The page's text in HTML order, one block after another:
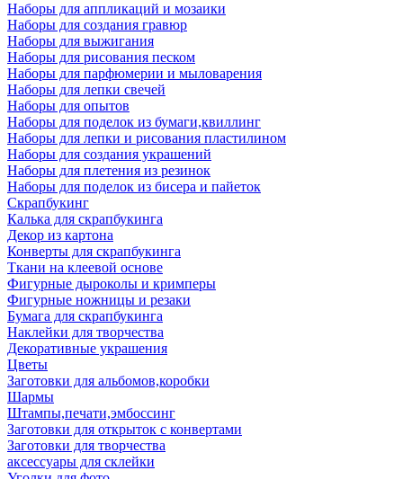
Наборы для аппликаций и мозаики
Наборы для создания гравюр
Наборы для выжигания
Наборы для рисования песком
Наборы для парфюмерии и мыловарения
Наборы для лепки свечей
Наборы для опытов
Наборы для поделок из бумаги,квиллинг
Наборы для лепки и рисования пластилином
Наборы для создания украшений
Наборы для плетения из резинок
Наборы для поделок из бисера и пайеток
Скрапбукинг
Калька для скрапбукинга
Декор из картона
Конверты для скрапбукинга
Ткани на клеевой основе
Фигурные дыроколы и кримперы
Фигурные ножницы и резаки
Бумага для скрапбукинга
Наклейки для творчества
Декоративные украшения
Цветы
Заготовки для альбомов,коробки
Шармы
Штампы,печати,эмбоссинг
Заготовки для открыток с конвертами
Заготовки для творчества
аксессуары для склейки